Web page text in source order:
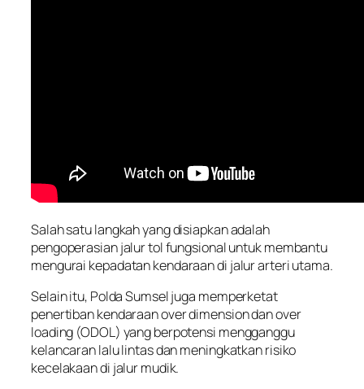
Salah satu langkah yang disiapkan adalah
pengoperasian jalur tol fungsional untuk membantu
mengurai kepadatan kendaraan di jalur arteri utama.
Selain itu, Polda Sumsel juga memperketat
penertiban kendaraan over dimension dan over
loading (ODOL) yang berpotensi mengganggu
kelancaran lalu lintas dan meningkatkan risiko
kecelakaan di jalur mudik.